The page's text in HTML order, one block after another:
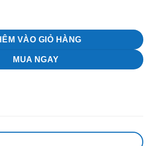
hỗ trợ tăng cường hấp thu canxi số lượng
VÀO GIỎ HÀNG
MUA NGAY